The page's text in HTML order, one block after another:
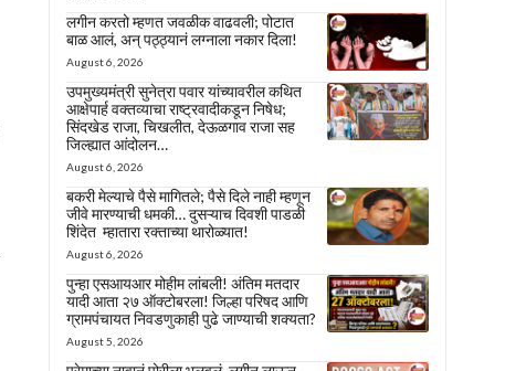
लगीन करतो म्हणत जवळीक वाढवली; पोटात
बाळ आलं, अन् पठ्ठ्यानं लग्नाला नकार दिला!
August 6, 2026
उपमुख्यमंत्री सुनेत्रा पवार यांच्यावरील कथित
आक्षेपार्ह वक्तव्याचा राष्ट्रवादीकडून निषेध;
सिंदखेड राजा, चिखलीत, देऊळगाव राजा सह
जिल्ह्यात आंदोलन…
August 6, 2026
बकरी मेल्याचे पैसे मागितले; पैसे दिले नाही म्हणून
जीवे मारण्याची धमकी… दुसऱ्याच दिवशी पाडळी
शिंदेत म्हातारा रक्ताच्या थारोळ्यात!
August 6, 2026
पुन्हा एसआयआर मोहीम लांबली! अंतिम मतदार
यादी आता २७ ऑक्टोबरला! जिल्हा परिषद आणि
ग्रामपंचायत निवडणुकाही पुढे जाण्याची शक्यता?
August 5, 2026